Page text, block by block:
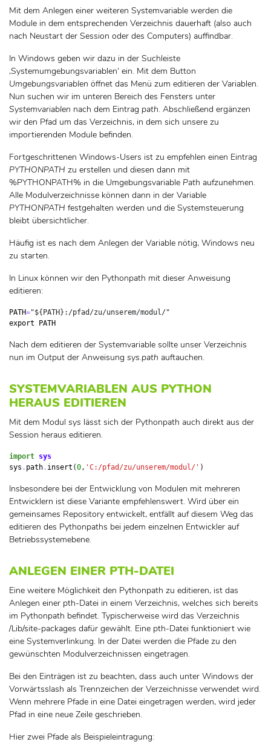
Mit dem Anlegen einer weiteren Systemvariable werden die
Module in dem entsprechenden Verzeichnis dauerhaft (also auch
nach Neustart der Session oder des Computers) auffindbar.
In Windows geben wir dazu in der Suchleiste
‚Systemumgebungsvariablen‘ ein. Mit dem Button
Umgebungsvariablen öffnet das Menü zum editieren der Variablen.
Nun suchen wir im unteren Bereich des Fensters unter
Systemvariablen nach dem Eintrag path. Abschließend ergänzen
wir den Pfad um das Verzeichnis, in dem sich unsere zu
importierenden Module befinden.
Fortgeschrittenen Windows-Users ist zu empfehlen einen Eintrag
PYTHONPATH zu erstellen und diesen dann mit
%PYTHONPATH% in die Umgebungsvariable Path aufzunehmen.
Alle Modulverzeichnisse können dann in der Variable
PYTHONPATH festgehalten werden und die Systemsteuerung
bleibt übersichtlicher.
Häufig ist es nach dem Anlegen der Variable nötig, Windows neu
zu starten.
In Linux können wir den Pythonpath mit dieser Anweisung
editieren:
PATH="${PATH}:/pfad/zu/unserem/modul/"
export
PATH
Nach dem editieren der Systemvariable sollte unser Verzeichnis
nun im Output der Anweisung sys.path auftauchen.
SYSTEMVARIABLEN AUS PYTHON
HERAUS EDITIEREN
Mit dem Modul sys lässt sich der Pythonpath auch direkt aus der
Session heraus editieren.
import sys
sys . path . insert (0, 'C:/pfad/zu/unserem/modul/' )
Insbesondere bei der Entwicklung von Modulen mit mehreren
Entwicklern ist diese Variante empfehlenswert. Wird über ein
gemeinsames Repository entwickelt, entfällt auf diesem Weg das
editieren des Pythonpaths bei jedem einzelnen Entwickler auf
Betriebssystemebene.
ANLEGEN EINER PTH-DATEI
Eine weitere Möglichkeit den Pythonpath zu editieren, ist das
Anlegen einer pth-Datei in einem Verzeichnis, welches sich bereits
im Pythonpath befindet. Typischerweise wird das Verzeichnis
/Lib/site-packages dafür gewählt. Eine pth-Datei funktioniert wie
eine Systemverlinkung. In der Datei werden die Pfade zu den
gewünschten Modulverzeichnissen eingetragen.
Bei den Einträgen ist zu beachten, dass auch unter Windows der
Vorwärtsslash als Trennzeichen der Verzeichnisse verwendet wird.
Wenn mehrere Pfade in eine Datei eingetragen werden, wird jeder
Pfad in eine neue Zeile geschrieben.
Hier zwei Pfade als Beispieleintragung: